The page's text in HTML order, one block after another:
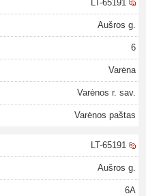
LT-65191
Aušros g.
6
Varėna
Varėnos r. sav.
Varėnos paštas
LT-65191
Aušros g.
6A